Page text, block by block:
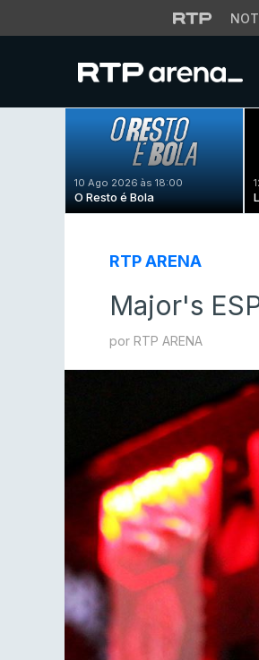
10 Ago 2026 às 18:00
O Resto é Bola
RTP ARENA
Major's
por RTP ARENA